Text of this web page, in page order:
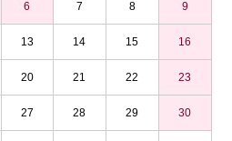
6 7 8 9
13 14 15 16
20 21 22 23
27 28 29 30